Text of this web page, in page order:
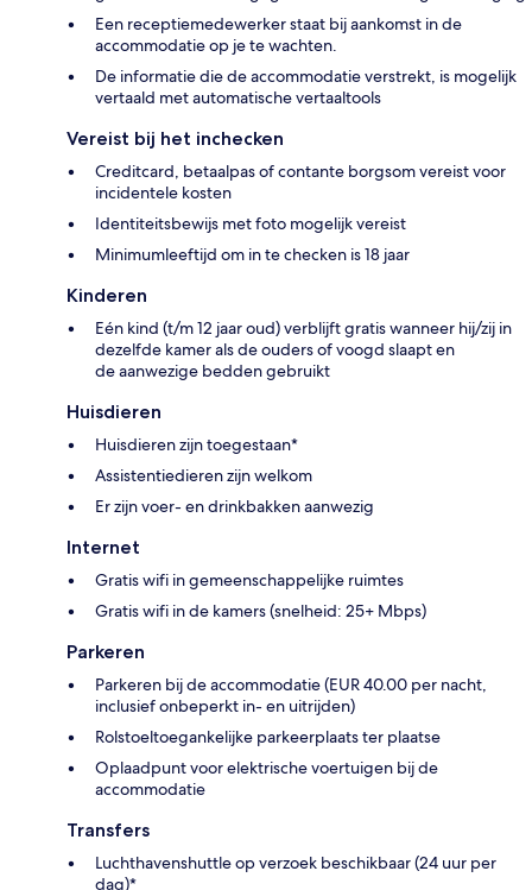
Een receptiemedewerker staat bij aankomst in de
accommodatie op je te wachten.
De informatie die de accommodatie verstrekt, is mogelijk
vertaald met automatische vertaaltools
Vereist bij het inchecken
Creditcard, betaalpas of contante borgsom vereist voor
incidentele kosten
Identiteitsbewijs met foto mogelijk vereist
Minimumleeftijd om in te checken is 18 jaar
Kinderen
Eén kind (t/m 12 jaar oud) verblijft gratis wanneer hij/zij in
dezelfde kamer als de ouders of voogd slaapt en
de aanwezige bedden gebruikt
Huisdieren
Huisdieren zijn toegestaan*
Assistentiedieren zijn welkom
Er zijn voer- en drinkbakken aanwezig
Internet
Gratis wifi in gemeenschappelijke ruimtes
Gratis wifi in de kamers (snelheid: 25+ Mbps)
Parkeren
Parkeren bij de accommodatie (EUR 40.00 per nacht,
inclusief onbeperkt in- en uitrijden)
Rolstoeltoegankelijke parkeerplaats ter plaatse
Oplaadpunt voor elektrische voertuigen bij de
accommodatie
Transfers
Luchthavenshuttle op verzoek beschikbaar (24 uur per
dag)*